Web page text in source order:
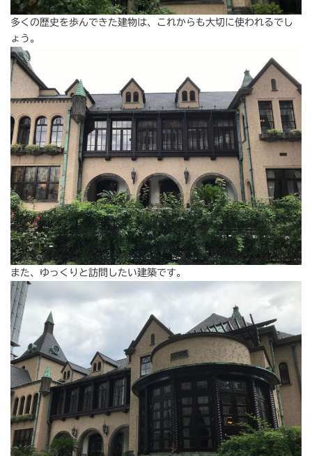
多くの歴史を歩んできた建物は、これからも大切に使われるでし
ょう。
また、ゆっくりと訪問したい建築です。